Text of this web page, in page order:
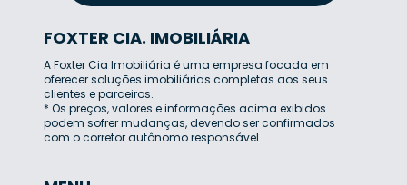
FOXTER CIA. IMOBILIÁRIA
A Foxter Cia Imobiliária é uma empresa focada em
oferecer soluções imobiliárias completas aos seus
clientes e parceiros.
* Os preços, valores e informações acima exibidos
podem sofrer mudanças, devendo ser confirmados
com o corretor autônomo responsável.